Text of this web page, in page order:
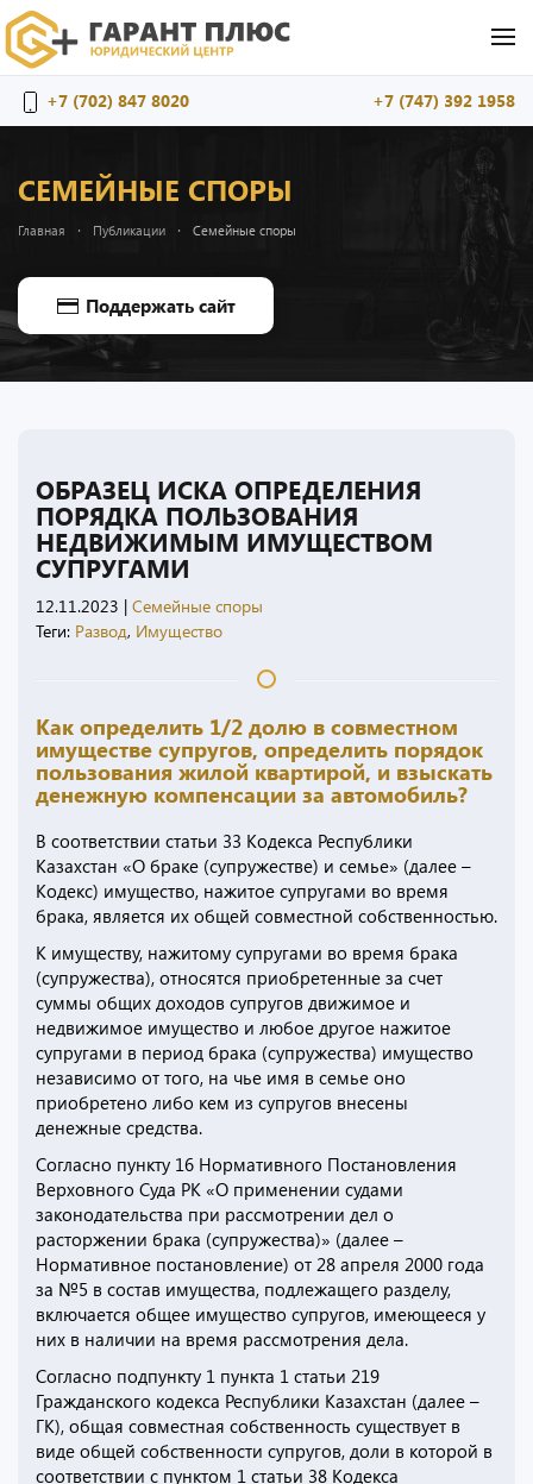
+7 (702) 847 8020 +7 (747) 392 1958
СЕМЕЙНЫЕ СПОРЫ
Главная Публикации Семейные споры
Поддержать сайт
ОБРАЗЕЦ ИСКА ОПРЕДЕЛЕНИЯ
ПОРЯДКА ПОЛЬЗОВАНИЯ
НЕДВИЖИМЫМ ИМУЩЕСТВОМ
СУПРУГАМИ
12.11.2023 | Семейные споры
Теги: Развод, Имущество
Как определить 1/2 долю в совместном
имуществе супругов, определить порядок
пользования жилой квартирой, и взыскать
денежную компенсации за автомобиль?
В соответствии статьи 33 Кодекса Республики
Казахстан «О браке (супружестве) и семье» (далее –
Кодекс) имущество, нажитое супругами во время
брака, является их общей совместной собственностью.
К имуществу, нажитому супругами во время брака
(супружества), относятся приобретенные за счет
суммы общих доходов супругов движимое и
недвижимое имущество и любое другое нажитое
супругами в период брака (супружества) имущество
независимо от того, на чье имя в семье оно
приобретено либо кем из супругов внесены
денежные средства.
Согласно пункту 16 Нормативного Постановления
Верховного Суда РК «О применении судами
законодательства при рассмотрении дел о
расторжении брака (супружества)» (далее –
Нормативное постановление) от 28 апреля 2000 года
за №5 в состав имущества, подлежащего разделу,
включается общее имущество супругов, имеющееся у
них в наличии на время рассмотрения дела.
Согласно подпункту 1 пункта 1 статьи 219
Гражданского кодекса Республики Казахстан (далее –
ГК), общая совместная собственность существует в
виде общей собственности супругов, доли в которой в
соответствии с пунктом 1 статьи 38 Кодекса